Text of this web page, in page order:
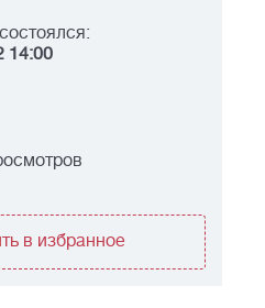
14:00
в избранное